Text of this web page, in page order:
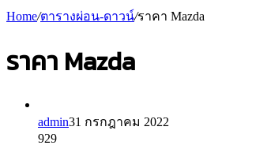
Home/ตารางผ่อน-ดาวน์/ราคา Mazda
ราคา Mazda
admin31 กรกฎาคม 2022
929